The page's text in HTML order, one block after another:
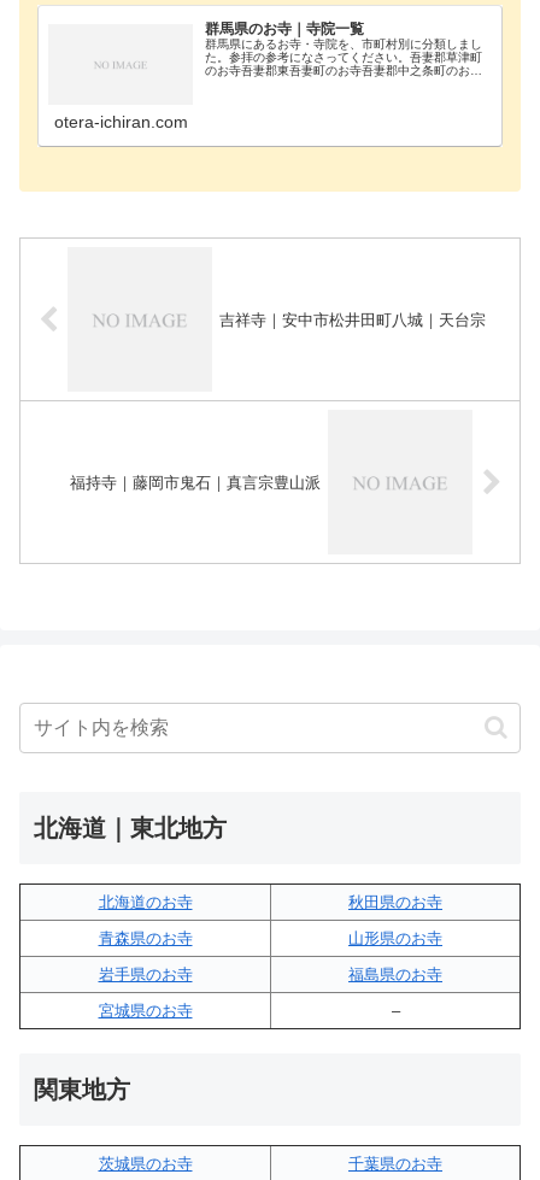
群馬県のお寺｜寺院一覧
群馬県にあるお寺・寺院を、市町村別に分類しまし
た。参拝の参考になさってください。吾妻郡草津町
のお寺吾妻郡東吾妻町のお寺吾妻郡中之条町のお寺
otera-ichiran.com
吉祥寺｜安中市松井田町八城｜天台宗
福持寺｜藤岡市鬼石｜真言宗豊山派
北海道｜東北地方
北海道のお寺
秋田県のお寺
青森県のお寺
山形県のお寺
岩手県のお寺
福島県のお寺
宮城県のお寺
–
関東地方
茨城県のお寺
千葉県のお寺